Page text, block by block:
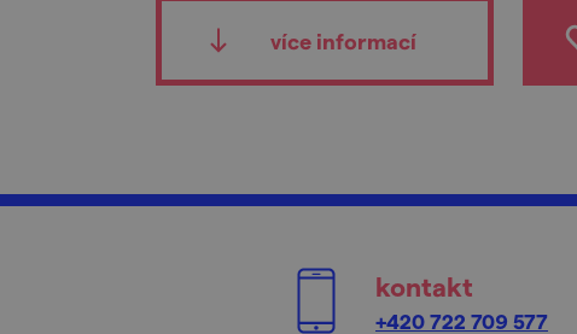
více informací
kontakt
+420 722 709 577